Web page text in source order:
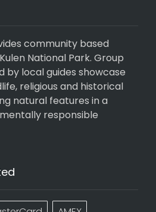
community based
National Park. Group
by local guides showcase
religious and historical
natural features in a
responsible